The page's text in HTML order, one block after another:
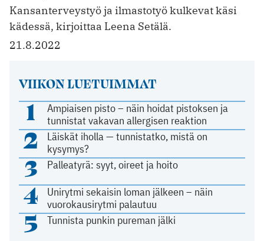
Kansanterveystyö ja ilmastotyö kulkevat käsi
kädessä, kirjoittaa Leena Setälä.
21.8.2022
VIIKON LUETUIMMAT
1
Ampiaisen pisto – näin hoidat pistoksen ja
tunnistat vakavan allergisen reaktion
2
Läiskät iholla — tunnistatko, mistä on
kysymys?
3 Palleatyrä: syyt, oireet ja hoito
4
Unirytmi sekaisin loman jälkeen – näin
vuorokausirytmi palautuu
5 Tunnista punkin pureman jälki